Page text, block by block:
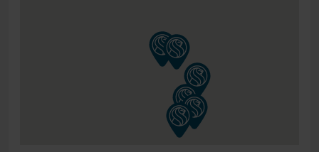
boxspring dus nog verder personaliseren. Standaard
zitten meerdere hoofdborden al inbegrepen bij de prijs
van het bed. Het hoofdbord is ongeveer 115cm hoog en
ongeveer 13cm dik. Enkele hoofdborden hebben een
hogere prijs, doordat de productie van deze borden